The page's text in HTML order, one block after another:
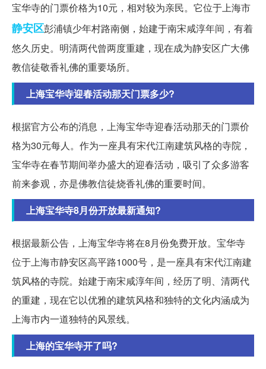
宝华寺的门票价格为10元，相对较为亲民。它位于上海市
静安区彭浦镇少年村路南侧，始建于南宋咸淳年间，有着
悠久历史。明清两代曾两度重建，现在成为静安区广大佛
教信徒敬香礼佛的重要场所。
上海宝华寺迎春活动那天门票多少?
根据官方公布的消息，上海宝华寺迎春活动那天的门票价
格为30元每人。作为一座具有宋代江南建筑风格的寺院，
宝华寺在春节期间举办盛大的迎春活动，吸引了众多游客
前来参观，亦是佛教信徒烧香礼佛的重要时间。
上海宝华寺8月份开放最新通知?
根据最新公告，上海宝华寺将在8月份免费开放。宝华寺
位于上海市静安区高平路1000号，是一座具有宋代江南建
筑风格的寺院。始建于南宋咸淳年间，经历了明、清两代
的重建，现在它以优雅的建筑风格和独特的文化内涵成为
上海市内一道独特的风景线。
上海的宝华寺开了吗?